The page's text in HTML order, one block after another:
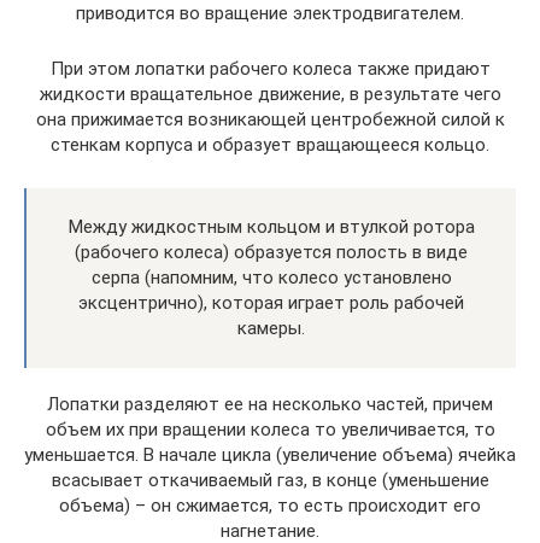
приводится во вращение электродвигателем.
При этом лопатки рабочего колеса также придают
жидкости вращательное движение, в результате чего
она прижимается возникающей центробежной силой к
стенкам корпуса и образует вращающееся кольцо.
Между жидкостным кольцом и втулкой ротора
(рабочего колеса) образуется полость в виде
серпа (напомним, что колесо установлено
эксцентрично), которая играет роль рабочей
камеры.
Лопатки разделяют ее на несколько частей, причем
объем их при вращении колеса то увеличивается, то
уменьшается. В начале цикла (увеличение объема) ячейка
всасывает откачиваемый газ, в конце (уменьшение
объема) – он сжимается, то есть происходит его
нагнетание.